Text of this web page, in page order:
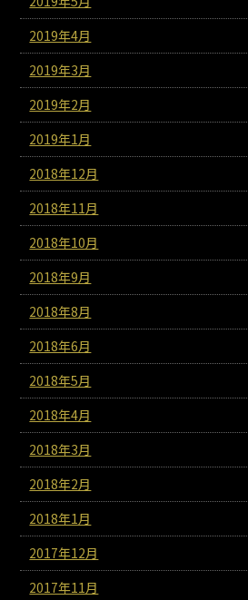
2019年4月
2019年3月
2019年2月
2019年1月
2018年12月
2018年11月
2018年10月
2018年9月
2018年8月
2018年6月
2018年5月
2018年4月
2018年3月
2018年2月
2018年1月
2017年12月
2017年11月